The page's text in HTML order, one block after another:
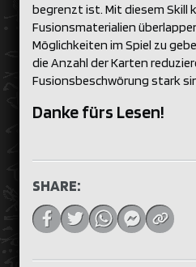
begrenzt ist. Mit diesem Skill
Fusionsmaterialien
Möglichkeiten im Spiel zu
die Anzahl der Karten
Fusionsbeschwörung stark
Danke fürs Lesen!
SHARE: